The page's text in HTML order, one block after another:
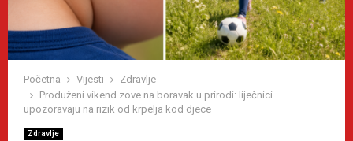
Početna Vijesti
Zdravlje
Produženi vikend zove na boravak u prirodi: liječnici
upozoravaju na rizik od krpelja kod djece
Zdravlje